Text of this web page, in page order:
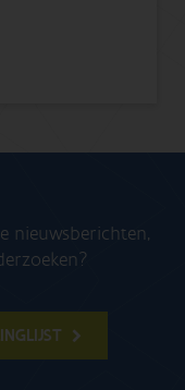
nieuwsberichten,